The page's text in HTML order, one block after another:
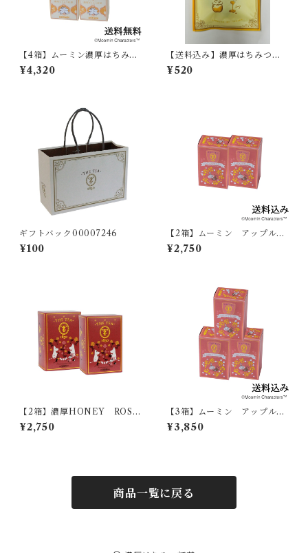
【4箱】ムーミン濃厚はちみつ
紅茶 07414
¥4,320
【送料込み】濃厚はちみつ紅
茶 1袋2包入り019281
¥520
ギフトバック00007246
¥100
【2箱】ムーミン アップルシ
ナモンティー07409
¥2,750
【2箱】濃厚HONEY ROSE
紅茶 021628
¥2,750
【3箱】ムーミン アップルシ
ナモンティー07410
¥3,850
商品一覧に戻る